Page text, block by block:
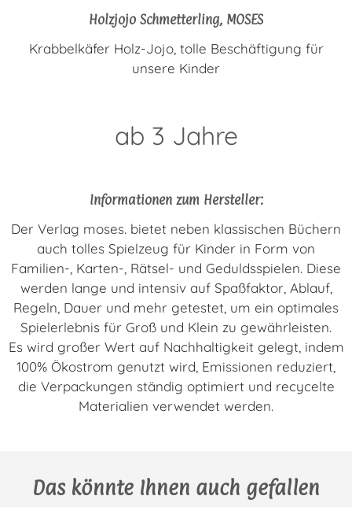
Holzjojo Schmetterling, MOSES
Krabbelkäfer Holz-Jojo, tolle Beschäftigung für
unsere Kinder
ab 3 Jahre
Informationen zum Hersteller:
Der Verlag moses. bietet neben klassischen Büchern
auch tolles Spielzeug für Kinder in Form von
Familien-, Karten-, Rätsel- und Geduldsspielen. Diese
werden lange und intensiv auf Spaßfaktor, Ablauf,
Regeln, Dauer und mehr getestet, um ein optimales
Spielerlebnis für Groß und Klein zu gewährleisten.
Es wird großer Wert auf Nachhaltigkeit gelegt, indem
100% Ökostrom genutzt wird, Emissionen reduziert,
die Verpackungen ständig optimiert und recycelte
Materialien verwendet werden.
Das könnte Ihnen auch gefallen